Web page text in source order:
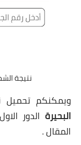
نتيجة
ويمكنكم تحميل
البحيرة
المقال .